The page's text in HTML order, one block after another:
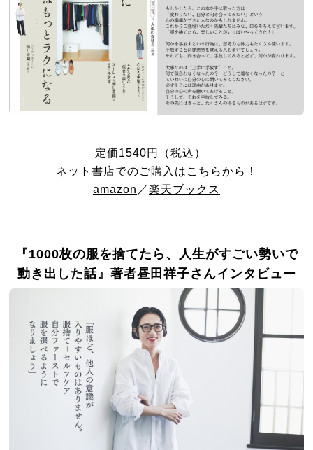
定価1540円（税込）
ネット書店でのご購入はこちらから！
amazon ／楽天ブックス
『1000枚の服を捨てたら、人生がすごい勢いで
動き出した話』著者昼田祥子さんインタビュー